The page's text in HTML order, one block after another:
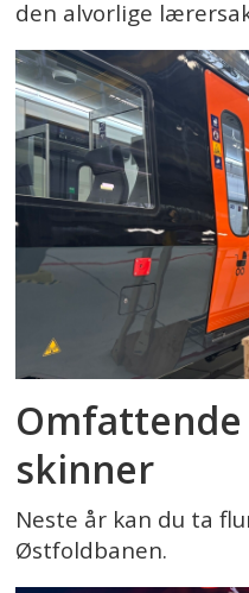
den alvorlige
skinner
Neste år kan du ta
Østfoldbanen.